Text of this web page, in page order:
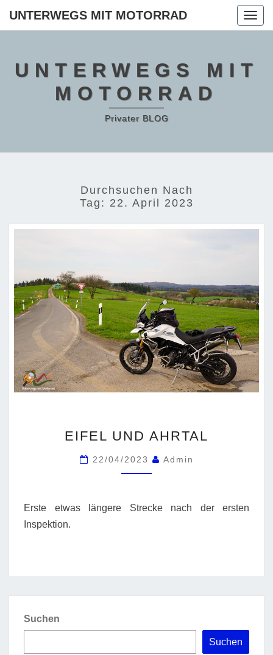
UNTERWEGS MIT MOTORRAD
UNTERWEGS MIT
MOTORRAD
Privater BLOG
Durchsuchen Nach
Tag: 22. April 2023
UND
AHRTAL
EIFEL UND AHRTAL
22/04/2023 Admin
Erste etwas längere Strecke nach der ersten
Inspektion.
Suchen
Suchen